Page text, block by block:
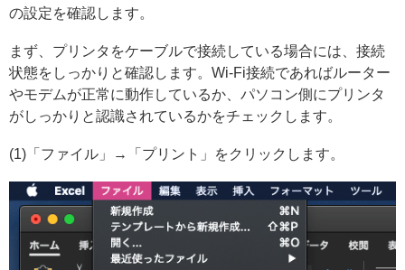
の設定を確認します。
まず、プリンタをケーブルで接続している場合には、接続
状態をしっかりと確認します。Wi-Fi接続であればルーター
やモデムが正常に動作しているか、パソコン側にプリンタ
がしっかりと認識されているかをチェックします。
(1)「ファイル」→「プリント」をクリックします。